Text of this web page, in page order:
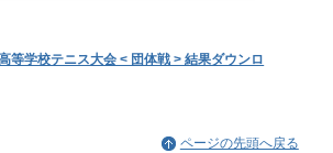
等学校テニス大会 < 団体戦 > 結果ダウンロ
ページの先頭へ戻る